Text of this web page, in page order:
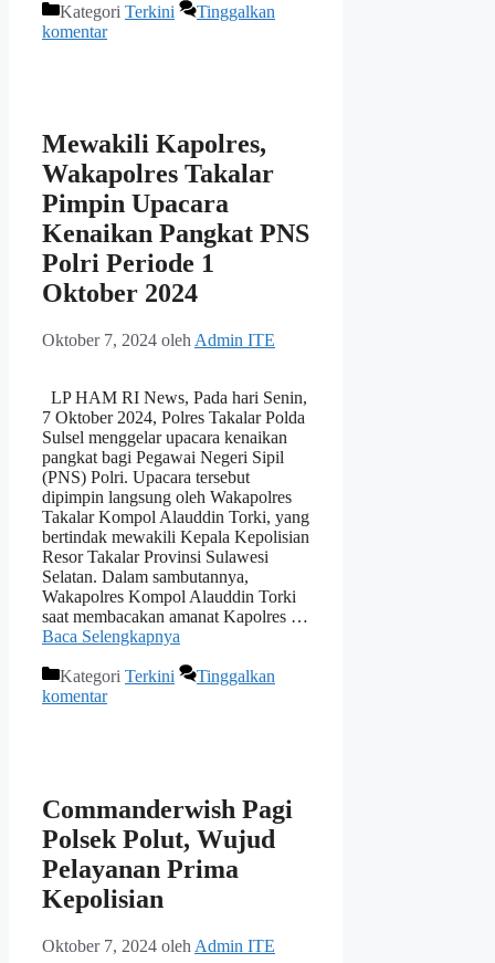
Kategori Terkini
Tinggalkan
komentar
Mewakili Kapolres,
Wakapolres Takalar
Pimpin Upacara
Kenaikan Pangkat PNS
Polri Periode 1
Oktober 2024
Oktober 7, 2024 oleh Admin ITE
LP HAM RI News, Pada hari Senin,
7 Oktober 2024, Polres Takalar Polda
Sulsel menggelar upacara kenaikan
pangkat bagi Pegawai Negeri Sipil
(PNS) Polri. Upacara tersebut
dipimpin langsung oleh Wakapolres
Takalar Kompol Alauddin Torki, yang
bertindak mewakili Kepala Kepolisian
Resor Takalar Provinsi Sulawesi
Selatan. Dalam sambutannya,
Wakapolres Kompol Alauddin Torki
saat membacakan amanat Kapolres …
Baca Selengkapnya
Kategori Terkini
Tinggalkan
komentar
Commanderwish Pagi
Polsek Polut, Wujud
Pelayanan Prima
Kepolisian
Oktober 7, 2024 oleh Admin ITE